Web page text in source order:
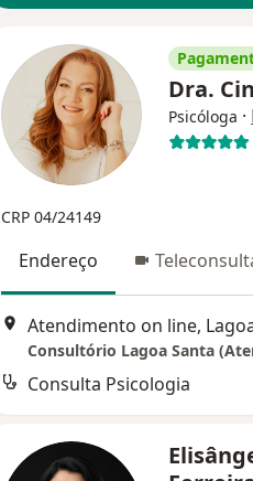
Dra.
Psicóloga ·
CRP 04/24149
Endereço
Atendimento on line,
Consulta Psicologia